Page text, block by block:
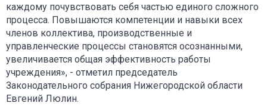
каждому почувствовать себя частью единого сложного
процесса. Повышаются компетенции и навыки всех
членов коллектива, производственные и
управленческие процессы становятся осознанными,
увеличивается общая эффективность работы
учреждения», - отметил председатель
Законодательного собрания Нижегородской области
Евгений Люлин.